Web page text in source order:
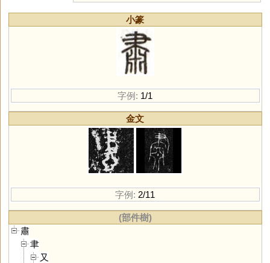
小篆
字例: 1/1
金文
字例: 2/11
(部件樹)
肅
聿
又